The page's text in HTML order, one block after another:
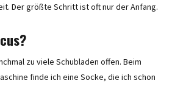
Der größte Schritt ist oft nur der Anfang.
zu viele Schubladen offen. Beim
finde ich eine Socke, die ich schon